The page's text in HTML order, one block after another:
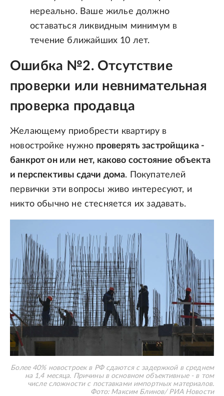
нереально. Ваше жилье должно
оставаться ликвидным минимум в
течение ближайших 10 лет.
Ошибка №2. Отсутствие
проверки или невнимательная
проверка продавца
Желающему приобрести квартиру в
новостройке нужно проверять застройщика -
банкрот он или нет, каково состояние объекта
и перспективы сдачи дома. Покупателей
первички эти вопросы живо интересуют, и
никто обычно не стесняется их задавать.
Более 40% новостроек в РФ сдаются с задержкой в среднем
на 1,4 месяца. Причины в основном объективные - в том
числе сложности с поставками импортных материалов.
Фото: Максим Блинов/ РИА Новости